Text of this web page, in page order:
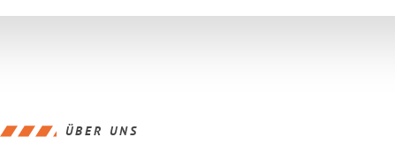
ÜBER UNS